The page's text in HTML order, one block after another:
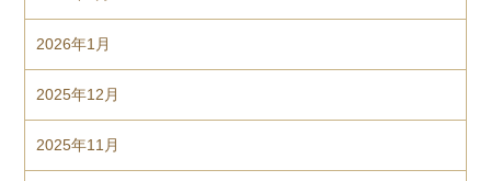
2026年1月
2025年12月
2025年11月